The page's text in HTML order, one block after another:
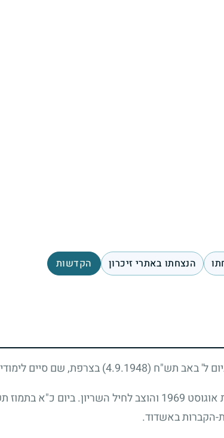
הנצחתו באתרי זיכרון הקדשות
ל' באב תש"ח (4.9.1948) בצרפת, שם סיים
אוגוסט 1969 והוצב לחיל השריון. ביום כ"א בתמוז
הקברות באשדוד.